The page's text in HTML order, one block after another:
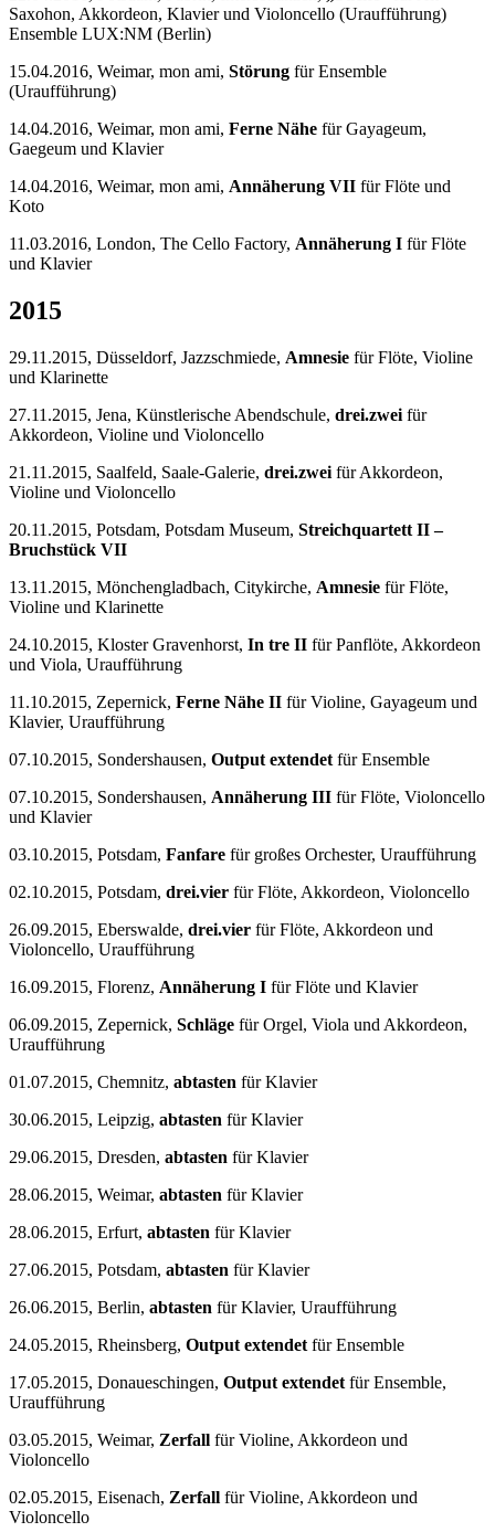
Saxohon, Akkordeon, Klavier und Violoncello (Uraufführung)
Ensemble LUX:NM (Berlin)
15.04.2016, Weimar, mon ami, Störung für Ensemble
(Uraufführung)
14.04.2016, Weimar, mon ami, Ferne Nähe für Gayageum,
Gaegeum und Klavier
14.04.2016, Weimar, mon ami, Annäherung VII für Flöte und
Koto
11.03.2016, London, The Cello Factory, Annäherung I für Flöte
und Klavier
2015
29.11.2015, Düsseldorf, Jazzschmiede, Amnesie für Flöte, Violine
und Klarinette
27.11.2015, Jena, Künstlerische Abendschule, drei.zwei für
Akkordeon, Violine und Violoncello
21.11.2015, Saalfeld, Saale-Galerie, drei.zwei für Akkordeon,
Violine und Violoncello
20.11.2015, Potsdam, Potsdam Museum, Streichquartett II –
Bruchstück VII
13.11.2015, Mönchengladbach, Citykirche, Amnesie für Flöte,
Violine und Klarinette
24.10.2015, Kloster Gravenhorst, In tre II für Panflöte, Akkordeon
und Viola, Uraufführung
11.10.2015, Zepernick, Ferne Nähe II für Violine, Gayageum und
Klavier, Uraufführung
07.10.2015, Sondershausen, Output extendet für Ensemble
07.10.2015, Sondershausen, Annäherung III für Flöte, Violoncello
und Klavier
03.10.2015, Potsdam, Fanfare für großes Orchester, Uraufführung
02.10.2015, Potsdam, drei.vier für Flöte, Akkordeon, Violoncello
26.09.2015, Eberswalde, drei.vier für Flöte, Akkordeon und
Violoncello, Uraufführung
16.09.2015, Florenz, Annäherung I für Flöte und Klavier
06.09.2015, Zepernick, Schläge für Orgel, Viola und Akkordeon,
Uraufführung
01.07.2015, Chemnitz, abtasten für Klavier
30.06.2015, Leipzig, abtasten für Klavier
29.06.2015, Dresden, abtasten für Klavier
28.06.2015, Weimar, abtasten für Klavier
28.06.2015, Erfurt, abtasten für Klavier
27.06.2015, Potsdam, abtasten für Klavier
26.06.2015, Berlin, abtasten für Klavier, Uraufführung
24.05.2015, Rheinsberg, Output extendet für Ensemble
17.05.2015, Donaueschingen, Output extendet für Ensemble,
Uraufführung
03.05.2015, Weimar, Zerfall für Violine, Akkordeon und
Violoncello
02.05.2015, Eisenach, Zerfall für Violine, Akkordeon und
Violoncello